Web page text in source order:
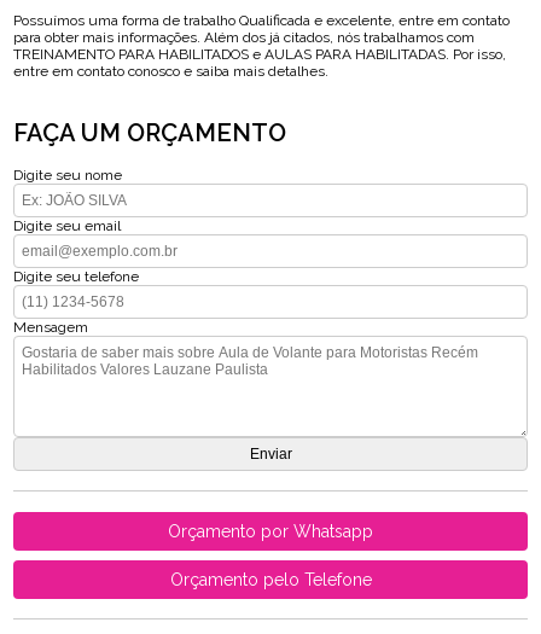
Possuímos uma forma de trabalho Qualificada e excelente, entre em contato
para obter mais informações. Além dos já citados, nós trabalhamos com
TREINAMENTO PARA HABILITADOS e AULAS PARA HABILITADAS. Por isso,
entre em contato conosco e saiba mais detalhes.
FAÇA UM ORÇAMENTO
Digite seu nome
Digite seu email
Digite seu telefone
Mensagem
Orçamento por Whatsapp
Orçamento pelo Telefone